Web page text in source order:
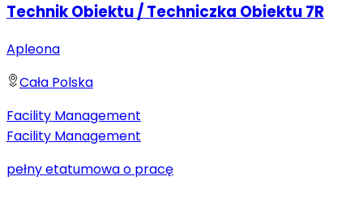
Technik Obiektu / Techniczka Obiektu 7R
Apleona
Cała Polska
Facility Management
Facility Management
pełny etatumowa o pracę